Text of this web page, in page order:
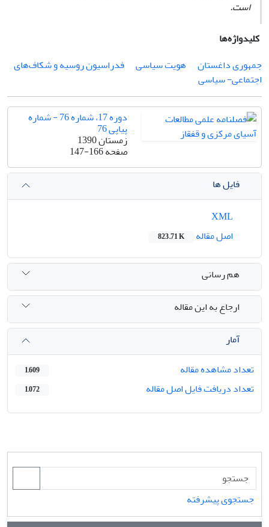
است.
کلیدواژه‌ها
جمهوری داغستان
هویت سیاسی
فدراسیون روسیه و شکاف‌های
اجتماعی- سیاسی
دوره 17، شماره 76 - شماره
پیاپی 76
زمستان 1390
صفحه147-166
فایل ها
اصل مقاله
823.71 K
هم رسانی
ارجاع به این مقاله
آمار
تعداد مشاهده مقاله
1,609
تعداد دریافت فایل اصل مقاله 1,072
جستجوی پیشرفته